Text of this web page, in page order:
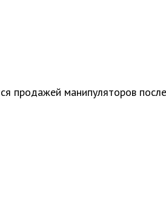
продажей манипуляторов после